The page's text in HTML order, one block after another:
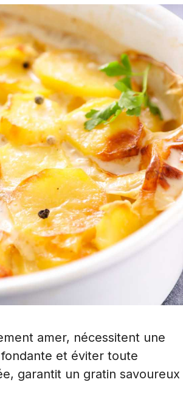
amer, nécessitent une
et éviter toute
garantit un gratin savoureux